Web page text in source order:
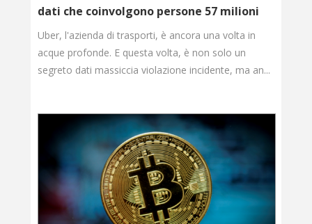
dati che coinvolgono persone 57 milioni
Uber, l'azienda di trasporti, è ancora una volta in
acque profonde. E questa volta, è non solo un
segreto dati massiccia violazione incidente, ma an...